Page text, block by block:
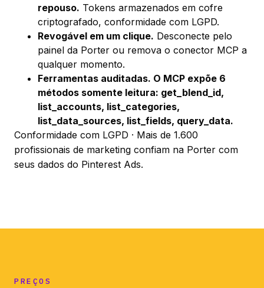
repouso. Tokens armazenados em cofre
criptografado, conformidade com LGPD.
Revogável em um clique. Desconecte pelo
painel da Porter ou remova o conector MCP a
qualquer momento.
Ferramentas auditadas. O MCP expõe 6
métodos somente leitura: get_blend_id,
list_accounts, list_categories,
list_data_sources, list_fields, query_data.
Conformidade com LGPD · Mais de 1.600
profissionais de marketing confiam na Porter com
seus dados do Pinterest Ads.
PREÇOS